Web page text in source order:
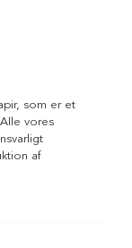
som er et
vores
af